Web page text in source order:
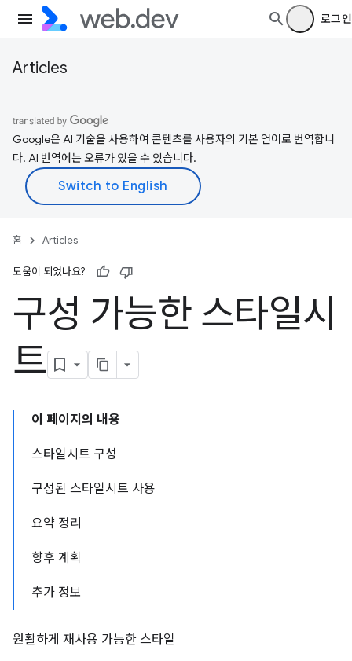
로그인
Articles
Google은 AI 기술을 사용하여 콘텐츠를 사용자의 기본 언어로 번역합니
다. AI 번역에는 오류가 있을 수 있습니다.
홈 Articles
도움이 되었나요?
구성 가능한 스타일시
트
이 페이지의 내용
스타일시트 구성
구성된 스타일시트 사용
요약 정리
향후 계획
추가 정보
원활하게 재사용 가능한 스타일